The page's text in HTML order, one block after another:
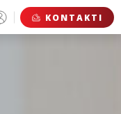
KONTAKTI